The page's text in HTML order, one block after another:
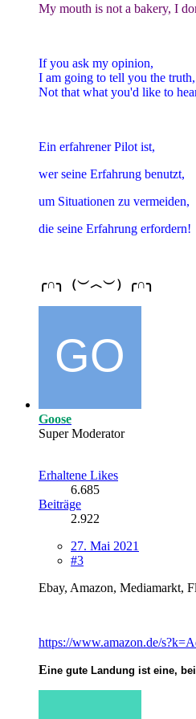
My mouth is not a bakery, I
If you ask my opinion,
I am going to tell you the truth,
Not that what you'd like to
Ein erfahrener Pilot ist,
wer seine Erfahrung benutzt,
um Situationen zu vermeiden,
die seine Erfahrung erfordern!
╭∩╮（︶︿︶）╭∩╮
Goose
Super Moderator
Erhaltene Likes
6.685
Beiträge
2.922
27. Mai 2021
#3
Ebay, Amazon, Mediamarkt,
https://www.amazon.de/
Eine gute Landung ist eine,